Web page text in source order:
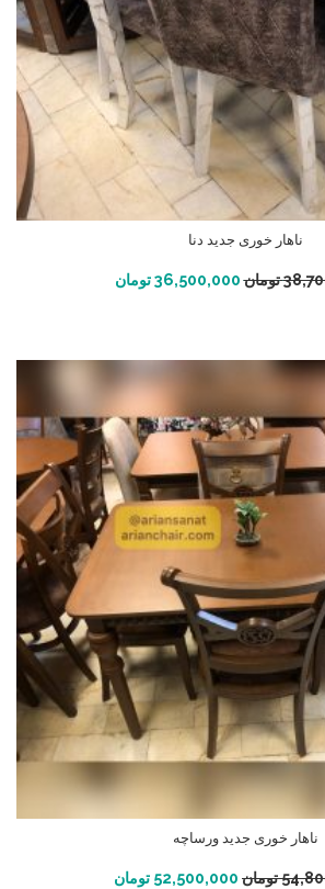
ناهار خوری جدید دنا
تومان 36,500,000 تومان افزودن به سبد خرید
ناهار خوری جدید ورساچه
تومان 52,500,000 تومان افزودن به سبد خرید